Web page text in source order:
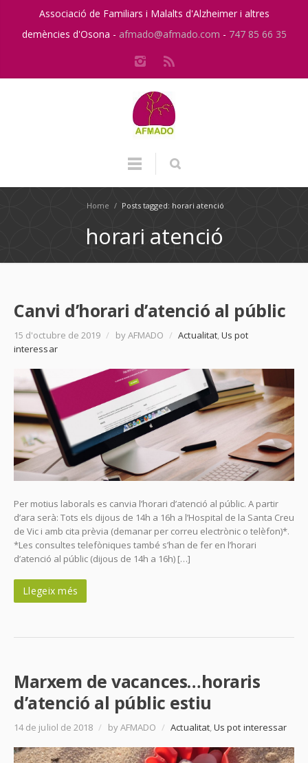
Associació de Familiars i Malalts d'Alzheimer i altres
demències d'Osona - afmado@afmado.com - 747 85 66 35
Home / Posts tagged: horari atenció
horari atenció
Canvi d’horari d’atenció al públic
15 d'octubre de 2019 / by AFMADO / Actualitat,Us pot
interessar
Per motius laborals es canvia l’horari d’atenció al públic. A partir
d’ara serà: Tots els dijous de 14h a 16h a l’Hospital de la Santa Creu
de Vic i amb cita prèvia (demanar per correu electrònic o telèfon)*.
*Les consultes telefòniques també s’han de fer en l’horari
d’atenció al públic (dijous de 14h a 16h) […]
Llegeix més
Marxem de vacances…horaris
d’atenció al públic estiu
14 de juliol de 2018 / by AFMADO / Actualitat,Us pot interessar